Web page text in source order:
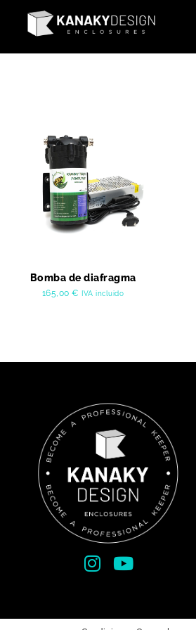
Bomba de diafragma
165,00€ IVA incluido